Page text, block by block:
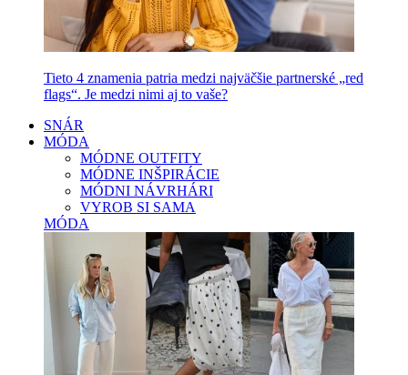
Tieto 4 znamenia patria medzi najväčšie partnerské „red
flags“. Je medzi nimi aj to vaše?
SNÁR
MÓDA
MÓDNE OUTFITY
MÓDNE INŠPIRÁCIE
MÓDNI NÁVRHÁRI
VYROB SI SAMA
MÓDA